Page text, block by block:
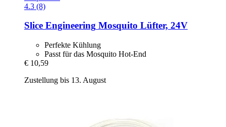
4.3 (8)
Slice Engineering Mosquito Lüfter, 24V
Perfekte Kühlung
Passt für das Mosquito Hot-End
€ 10,59
Zustellung bis 13. August